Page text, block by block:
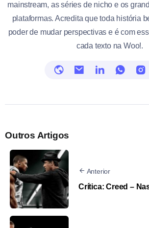
mainstream, as séries de nicho e os
plataformas. Acredita que toda história
poder de mudar perspectivas e é com
cada texto na Woo!.
Outros Artigos
Anterior
Crítica: Creed –